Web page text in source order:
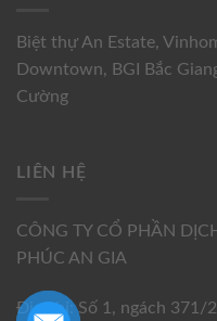
Biệt thự An Estate,
Downtown, BGI Bắc
Cường
LIÊN HỆ
CÔNG TY CỔ PHẦN
PHÚC AN GIA
Địa chỉ: Số 1, ngách